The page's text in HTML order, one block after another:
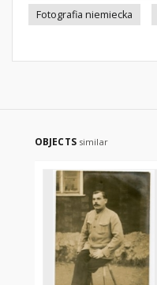
Fotografia niemiecka
OBJECTS similar